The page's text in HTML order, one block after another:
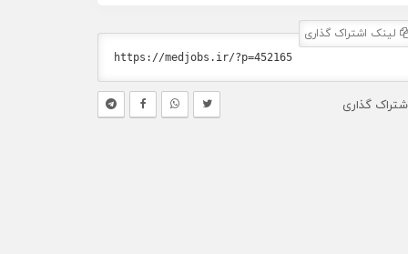
لینک اشتراک گذاری
گذاری